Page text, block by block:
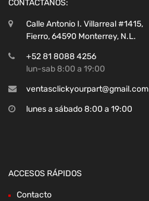
CONTÁCTANOS:
Calle Antonio I. Villarreal #1415,
Fierro, 64590 Monterrey, N.L.
+52 81 8088 4256
lun-sab 8:00 a 19:00
ventasclickyourpart@gmail.com
lunes a sábado 8:00 a 19:00
ACCESOS RÁPIDOS
Contacto